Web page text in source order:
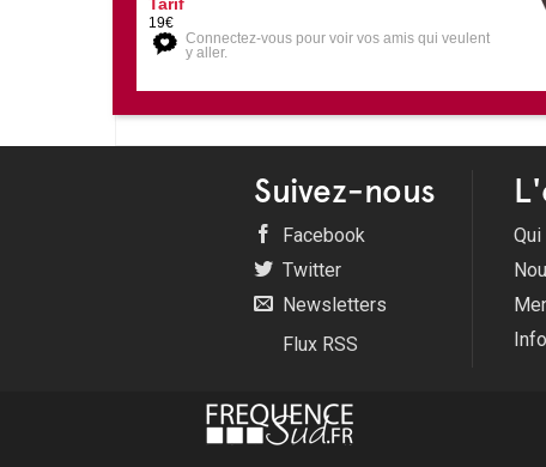
19€
Connectez-vous pour voir vos amis qui veulent
y aller.
Suivez-nous
Facebook
Twitter
Newsletters
Flux RSS